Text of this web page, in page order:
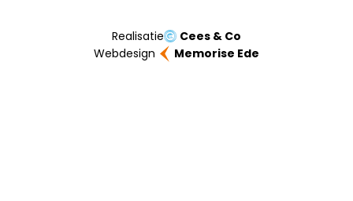
Realisatie
Cees & Co
Webdesign
Memorise Ede